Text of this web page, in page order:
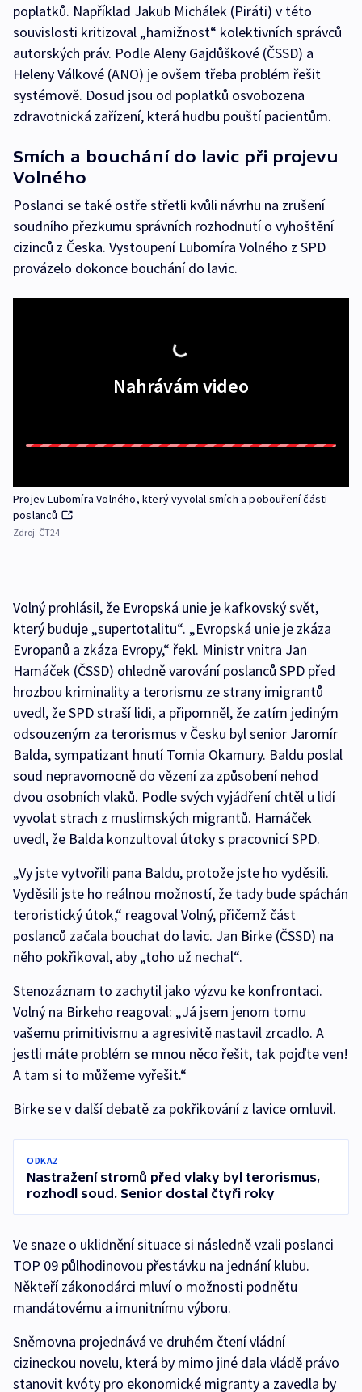
poplatků. Například Jakub Michálek (Piráti) v této
souvislosti kritizoval „hamižnost“ kolektivních správců
autorských práv. Podle Aleny Gajdůškové (ČSSD) a
Heleny Válkové (ANO) je ovšem třeba problém řešit
systémově. Dosud jsou od poplatků osvobozena
zdravotnická zařízení, která hudbu pouští pacientům.
Smích a bouchání do lavic při projevu
Volného
Poslanci se také ostře střetli kvůli návrhu na zrušení
soudního přezkumu správních rozhodnutí o vyhoštění
cizinců z Česka. Vystoupení Lubomíra Volného z SPD
provázelo dokonce bouchání do lavic.
Nahrávám video
Projev Lubomíra Volného, který vyvolal smích a pobouření části
poslanců
Zdroj: ČT24
Volný prohlásil, že Evropská unie je kafkovský svět,
který buduje „supertotalitu“. „Evropská unie je zkáza
Evropanů a zkáza Evropy,“ řekl. Ministr vnitra Jan
Hamáček (ČSSD) ohledně varování poslanců SPD před
hrozbou kriminality a terorismu ze strany imigrantů
uvedl, že SPD straší lidi, a připomněl, že zatím jediným
odsouzeným za terorismus v Česku byl senior Jaromír
Balda, sympatizant hnutí Tomia Okamury. Baldu poslal
soud nepravomocně do vězení za způsobení nehod
dvou osobních vlaků. Podle svých vyjádření chtěl u lidí
vyvolat strach z muslimských migrantů. Hamáček
uvedl, že Balda konzultoval útoky s pracovnicí SPD.
„Vy jste vytvořili pana Baldu, protože jste ho vyděsili.
Vyděsili jste ho reálnou možností, že tady bude spáchán
teroristický útok,“ reagoval Volný, přičemž část
poslanců začala bouchat do lavic. Jan Birke (ČSSD) na
něho pokřikoval, aby „toho už nechal“.
Stenozáznam to zachytil jako výzvu ke konfrontaci.
Volný na Birkeho reagoval: „Já jsem jenom tomu
vašemu primitivismu a agresivitě nastavil zrcadlo. A
jestli máte problém se mnou něco řešit, tak pojďte ven!
A tam si to můžeme vyřešit.“
Birke se v další debatě za pokřikování z lavice omluvil.
ODKAZ
Nastražení stromů před vlaky byl terorismus,
rozhodl soud. Senior dostal čtyři roky
Ve snaze o uklidnění situace si následně vzali poslanci
TOP 09 půlhodinovou přestávku na jednání klubu.
Někteří zákonodárci mluví o možnosti podnětu
mandátovému a imunitnímu výboru.
Sněmovna projednává ve druhém čtení vládní
cizineckou novelu, která by mimo jiné dala vládě právo
stanovit kvóty pro ekonomické migranty a zavedla by